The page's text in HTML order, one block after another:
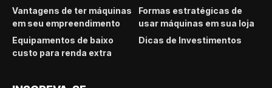
Vantagens de ter máquinas
em seu empreendimento
Formas estratégicas de
usar máquinas em sua loja
Equipamentos de baixo
custo para renda extra
Dicas de Investimentos